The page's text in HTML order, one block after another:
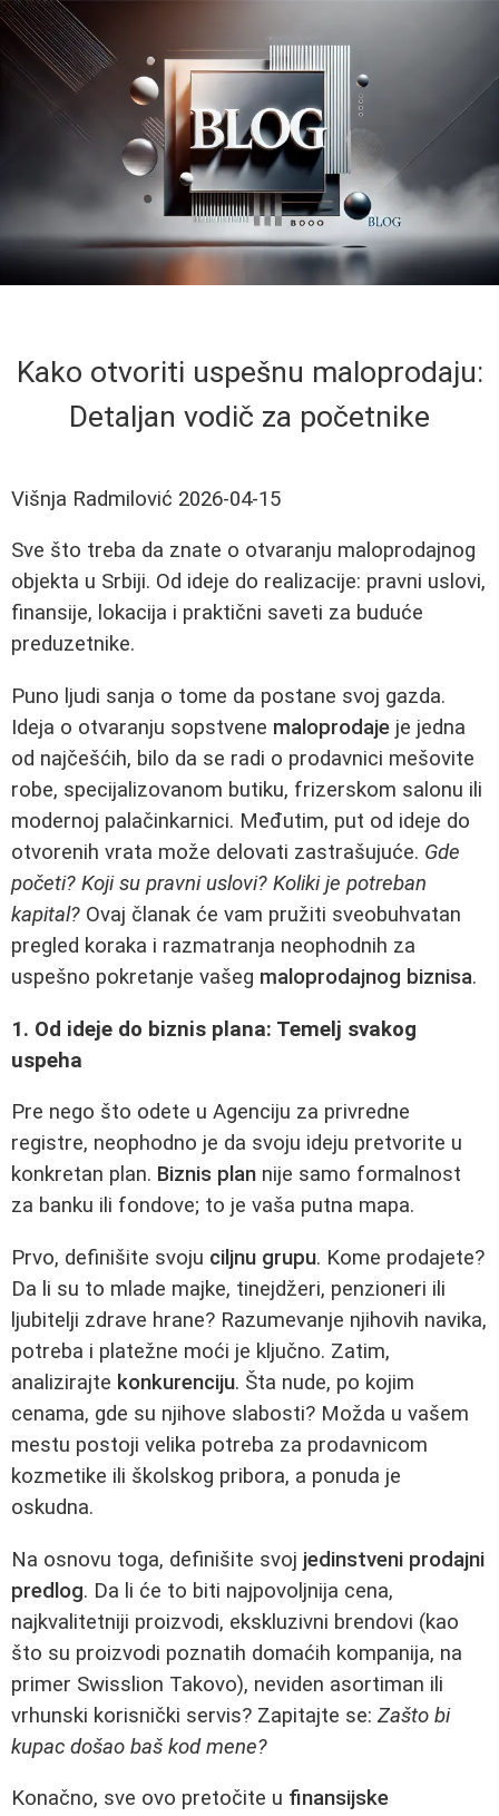
Kako otvoriti uspešnu maloprodaju:
Detaljan vodič za početnike
Višnja Radmilović 2026-04-15
Sve što treba da znate o otvaranju maloprodajnog
objekta u Srbiji. Od ideje do realizacije: pravni uslovi,
finansije, lokacija i praktični saveti za buduće
preduzetnike.
Puno ljudi sanja o tome da postane svoj gazda.
Ideja o otvaranju sopstvene maloprodaje je jedna
od najčešćih, bilo da se radi o prodavnici mešovite
robe, specijalizovanom butiku, frizerskom salonu ili
modernoj palačinkarnici. Međutim, put od ideje do
otvorenih vrata može delovati zastrašujuće. Gde
početi? Koji su pravni uslovi? Koliki je potreban
kapital? Ovaj članak će vam pružiti sveobuhvatan
pregled koraka i razmatranja neophodnih za
uspešno pokretanje vašeg maloprodajnog biznisa.
1. Od ideje do biznis plana: Temelj svakog
uspeha
Pre nego što odete u Agenciju za privredne
registre, neophodno je da svoju ideju pretvorite u
konkretan plan. Biznis plan nije samo formalnost
za banku ili fondove; to je vaša putna mapa.
Prvo, definišite svoju ciljnu grupu. Kome prodajete?
Da li su to mlade majke, tinejdžeri, penzioneri ili
ljubitelji zdrave hrane? Razumevanje njihovih navika,
potreba i platežne moći je ključno. Zatim,
analizirajte konkurenciju. Šta nude, po kojim
cenama, gde su njihove slabosti? Možda u vašem
mestu postoji velika potreba za prodavnicom
kozmetike ili školskog pribora, a ponuda je
oskudna.
Na osnovu toga, definišite svoj jedinstveni prodajni
predlog. Da li će to biti najpovoljnija cena,
najkvalitetniji proizvodi, ekskluzivni brendovi (kao
što su proizvodi poznatih domaćih kompanija, na
primer Swisslion Takovo), neviden asortiman ili
vrhunski korisnički servis? Zapitajte se: Zašto bi
kupac došao baš kod mene?
Konačno, sve ovo pretočite u finansijske